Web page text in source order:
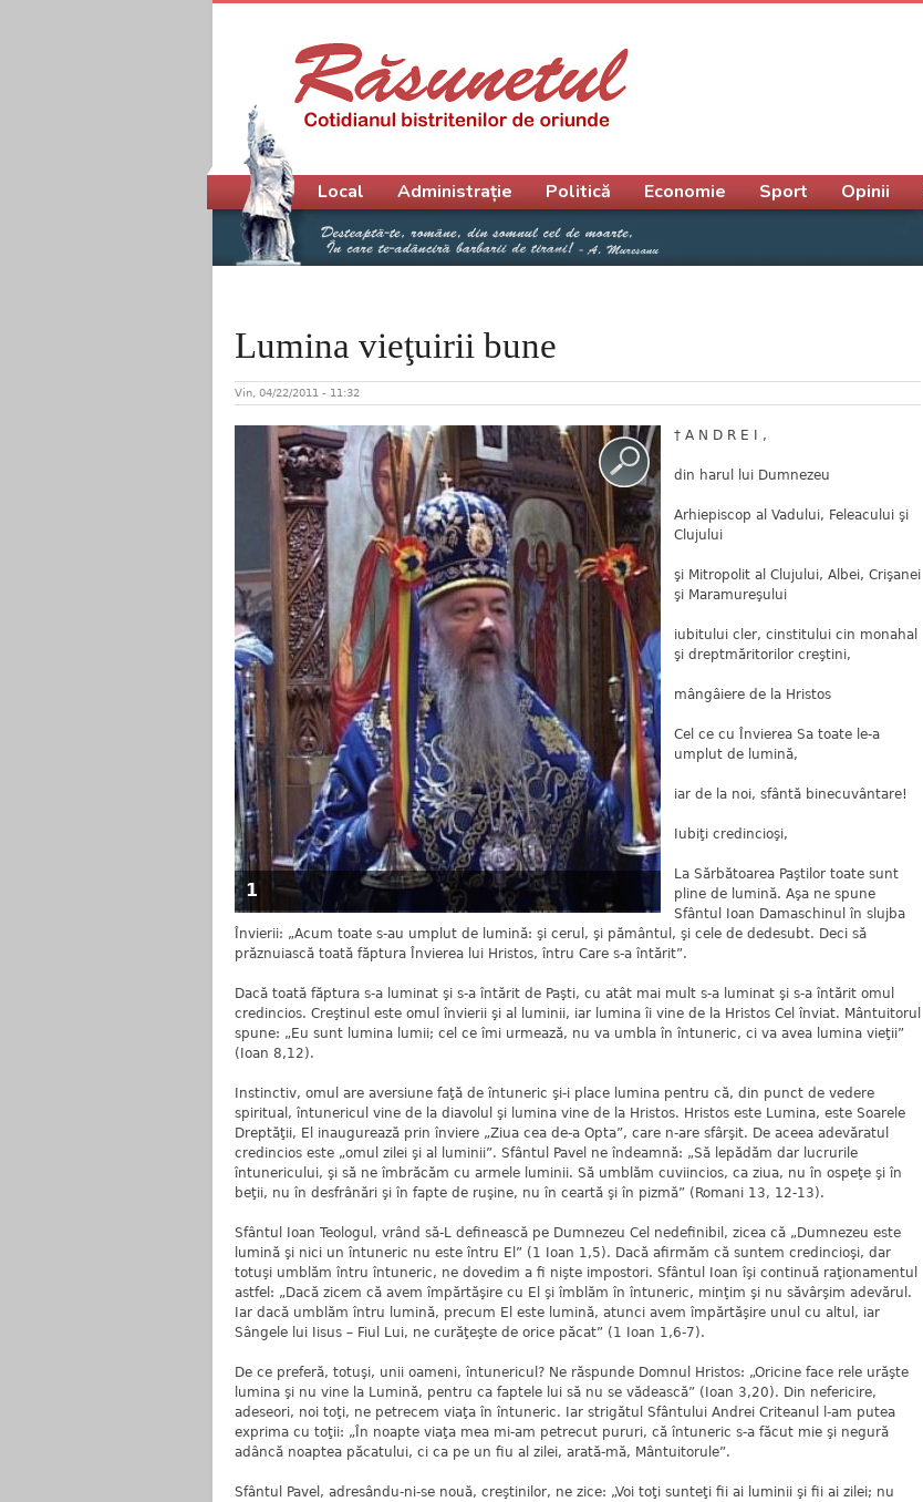
Lumina vieţuirii bune
Vin, 04/22/2011 - 11:32
1
† A N D R E I ,
din harul lui Dumnezeu
Arhiepiscop al Vadului, Feleacului şi
Clujului
şi Mitropolit al Clujului, Albei, Crişanei
şi Maramureşului
iubitului cler, cinstitului cin monahal
şi dreptmăritorilor creştini,
mângâiere de la Hristos
Cel ce cu Învierea Sa toate le-a
umplut de lumină,
iar de la noi, sfântă binecuvântare!
Iubiţi credincioşi,
La Sărbătoarea Paştilor toate sunt
pline de lumină. Aşa ne spune
Sfântul Ioan Damaschinul în slujba
Învierii: „Acum toate s-au umplut de lumină: şi cerul, şi pământul, şi cele de dedesubt. Deci să
prăznuiască toată făptura Învierea lui Hristos, întru Care s-a întărit”.
Dacă toată făptura s-a luminat şi s-a întărit de Paşti, cu atât mai mult s-a luminat şi s-a întărit omul
credincios. Creştinul este omul învierii şi al luminii, iar lumina îi vine de la Hristos Cel înviat. Mântuitorul
spune: „Eu sunt lumina lumii; cel ce îmi urmează, nu va umbla în întuneric, ci va avea lumina vieţii”
(Ioan 8,12).
Instinctiv, omul are aversiune faţă de întuneric şi-i place lumina pentru că, din punct de vedere
spiritual, întunericul vine de la diavolul şi lumina vine de la Hristos. Hristos este Lumina, este Soarele
Dreptăţii, El inaugurează prin înviere „Ziua cea de-a Opta”, care n-are sfârşit. De aceea adevăratul
credincios este „omul zilei şi al luminii”. Sfântul Pavel ne îndeamnă: „Să lepădăm dar lucrurile
întunericului, şi să ne îmbrăcăm cu armele luminii. Să umblăm cuviincios, ca ziua, nu în ospeţe şi în
beţii, nu în desfrânări şi în fapte de ruşine, nu în ceartă şi în pizmă” (Romani 13, 12-13).
Sfântul Ioan Teologul, vrând să-L definească pe Dumnezeu Cel nedefinibil, zicea că „Dumnezeu este
lumină şi nici un întuneric nu este întru El” (1 Ioan 1,5). Dacă afirmăm că suntem credincioşi, dar
totuşi umblăm întru întuneric, ne dovedim a fi nişte impostori. Sfântul Ioan îşi continuă raţionamentul
astfel: „Dacă zicem că avem împărtăşire cu El şi îmblăm în întuneric, minţim şi nu săvârşim adevărul.
Iar dacă umblăm întru lumină, precum El este lumină, atunci avem împărtăşire unul cu altul, iar
Sângele lui Iisus – Fiul Lui, ne curăţeşte de orice păcat” (1 Ioan 1,6-7).
De ce preferă, totuşi, unii oameni, întunericul? Ne răspunde Domnul Hristos: „Oricine face rele urăşte
lumina şi nu vine la Lumină, pentru ca faptele lui să nu se vădească” (Ioan 3,20). Din nefericire,
adeseori, noi toţi, ne petrecem viaţa în întuneric. Iar strigătul Sfântului Andrei Criteanul l-am putea
exprima cu toţii: „În noapte viaţa mea mi-am petrecut pururi, că întuneric s-a făcut mie şi negură
adâncă noaptea păcatului, ci ca pe un fiu al zilei, arată-mă, Mântuitorule”.
Sfântul Pavel, adresându-ni-se nouă, creştinilor, ne zice: „Voi toţi sunteţi fii ai luminii şi fii ai zilei; nu
Meniu principal
Local Administrație Politică Economie Sport Opinii